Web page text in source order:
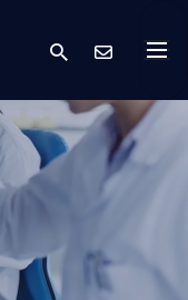
search